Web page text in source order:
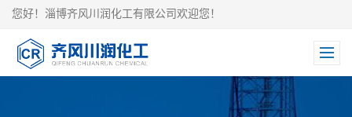
您好！淄博齐风川润化工有限公司欢迎您！